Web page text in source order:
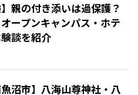
】親の付き添いは過保護？
ープンキャンパス・ホテ
談を紹介
魚沼市】八海山尊神社・八